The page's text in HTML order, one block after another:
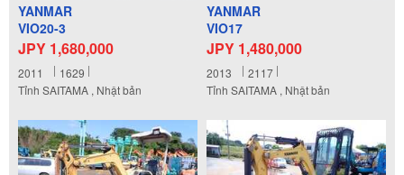
YANMAR
VIO20-3
JPY 1,680,000
2011
1629
Tỉnh SAITAMA , Nhật bản
YANMAR
VIO17
JPY 1,480,000
2013
2117
Tỉnh SAITAMA , Nhật bản